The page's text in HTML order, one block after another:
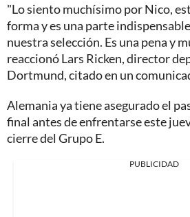
"Lo siento muchísimo por Nico,
forma y es una parte
nuestra selección. Es una pena y
reaccionó Lars Ricken, director
Dortmund, citado en un
Alemania ya tiene asegurado el
final antes de enfrentarse este
cierre del Grupo E.
PUBLICIDAD